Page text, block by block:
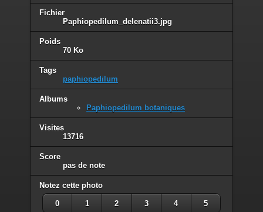
Fichier
Paphiopedilum_delenatii3.jpg
Poids
70 Ko
Tags
paphiopedilum
Albums
Paphiopedilum botaniques
Visites
13716
Score
pas de note
Notez cette photo
0 1 2 3 4 5